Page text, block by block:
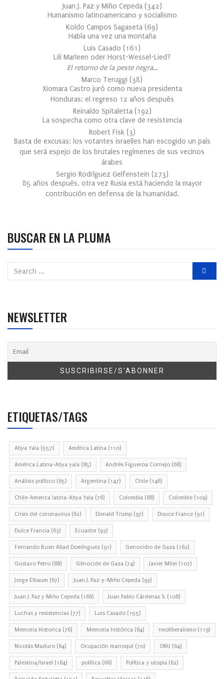
Juan J. Paz y Miño Cepeda (342)
Humanismo latinoamericano y socialismo
Koldo Campos Sagaseta (69)
Había una vez una montaña
Luis Casado (161 )
Lili Marleen oder Horst-Wessel-Lied?
El retorno de la peste negra…
Marco Teruggi (38)
Xiomara Castro juró como nueva presidenta
Honduras: el regreso 12 años después
Reinaldo Spitaletta (192)
La sospecha como otra clave de resistencia
Robert Fisk (3)
Basta de excusas: los votantes israelíes han escogido un país
que será espejo de los brutales regímenes de sus vecinos
árabes
Sergio Rodríguez Gelfenstein (273)
85 años después, otra vez Rusia está haciendo la mayor
contribución en defensa de la humanidad.
BUSCAR EN LA PLUMA
NEWSLETTER
ETIQUETAS/TAGS
Abya Yala (557) América Latina (110)
América Latina-Abya yala (85) Andrés Figueroa Cornejo (68)
Análisis político (65) Argentina (147) Chile (146)
Chile-America latina-Abya Yala (76) Colombia (88) Colombie (109)
Crisis del coronavirus (62) Donald Trump (97) Douce France (91)
Dulce Francia (63) Ecuador (93)
Fernando Buen Abad Domínguez (91) Genocidio de Gaza (162)
Gustavo Petro (88) Génocide de Gaza (74) Javier Milei (107)
Jorge Elbaum (67) Juan J. Paz-y-Miño Cepeda (93)
Juan J. Paz y Miño Cepeda (166) Juan Pablo Cárdenas S. (108)
Luchas y resistencias (77) Luis Casado (155)
Memoria Historica (76) Memoria histórica (84) neoliberalismo (119)
Nicolás Maduro (64) Ocupación marroquí (70) ONU (64)
Palestina/Israel (184) política (66) Política y utopia (62)